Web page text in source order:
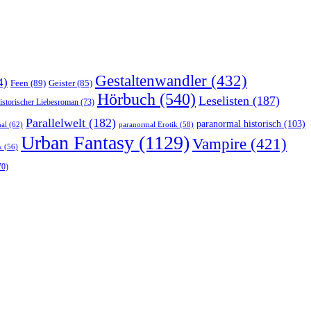
Feen (89) Geister(85) Gestaltenwandler (432)
Liebesroman (73) Hörbuch (540) Leselisten (187)
(62) Parallelwelt (182) paranormal Erotik (58) paranormal historisch (103)
(56) Urban Fantasy (1129) Vampire (421)